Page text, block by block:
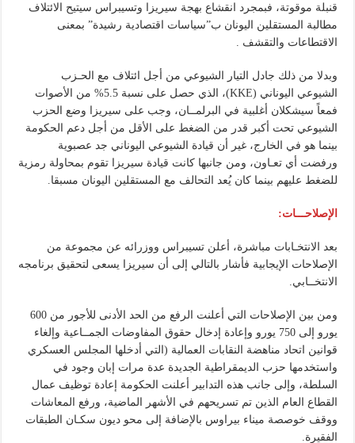
قنبلة موقوتة، فبمجرد انقشاع بهجة سيريزا وتسيبراس سيتيح الائتلاف
مطالبة المستقلين اليونان ب”سياسات اقتصادية رشيدة” بمعنى
الاقتطاعات والتقشف .
وبدلا من ذلك جادل التيار الشيوعي من أجل ائتلاف مع الحـزب
الشيوعي اليوناني (KKE)، الذي حصل على نسبة 5.5% من الأصوات
فمعاً سيشكلان أغلبية في البرلمــان، وجب على سيريزا وضع الحزب
الشيوعي تحت أكبر قدر من الضغط على الأقل من أجل دعم الحكومة
بينما هو في الخارج، غير أن قيادة الشيوعي اليوناني جد عصبوية
ورفضت أي تعـاون، ومن جانبها كانت قيادة سيريزا تقوم بمحاولة رمزية
للضغط عليهم بينما كان يُعد التحالف مع المستقلين اليونان مسبقا.
الإصلاحـــات:
بعد الانتخـابات مباشرة، أعلن تسيبراس ووزرائه عن مجموعة من
الإصلاحات الإيجابية فأشار بالتالي إلى أن سيريزا يسعى لتحقيق برنامجه
الانتخــابي.
ومن بين الإصلاحات التي أعلنت الرفع من الحد الأدنى للأجور من 600
يورو إلى 750 يورو وإعادة إدخال حقوق المفاوضات الجمــاعية وإلغاء
قوانين اتحاد مناهضة النقابات العمالية (التي أدخلها المجلس العسكري
واستخدمها حزب الديمقراطية الجديدة عدة مرات إبان وجود في
السلطة، وإلى جانب هذه التدابير أعلنت الحكومة إعادة توظيف عمال
القطاع العام الذين تم تسريحهم في الأشهر الماضية، ورفع المعاشات
ووقف خوصصة ميناء بيراوس بالإضافة إلى محو ديون سكـان الطبقات
الفقيرة.